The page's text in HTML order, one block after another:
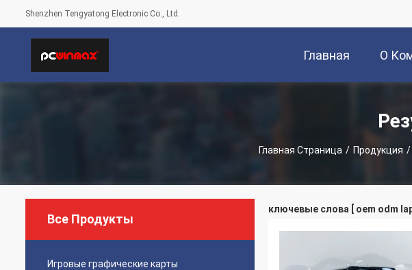
Shenzhen Tengyatong Electronic Co., Ltd.
Главная О
Главная Страница / Продукция /
Все Продукты
Игровые графические карты
ключевые слова [ oem odm